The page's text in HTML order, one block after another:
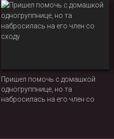
Пришел помочь с домашкой
одногруппнице, но та
набросилась на его член со